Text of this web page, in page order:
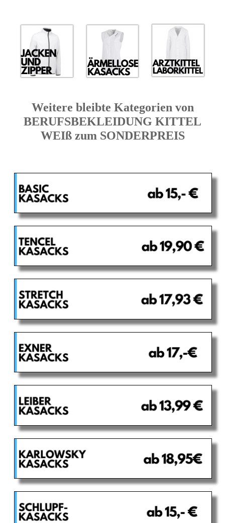
Weitere bleibte Kategorien von
BERUFSBEKLEIDUNG KITTEL
WEIß zum SONDERPREIS